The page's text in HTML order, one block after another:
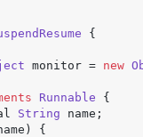
{
monitor = new
Runnable {
String name;
{